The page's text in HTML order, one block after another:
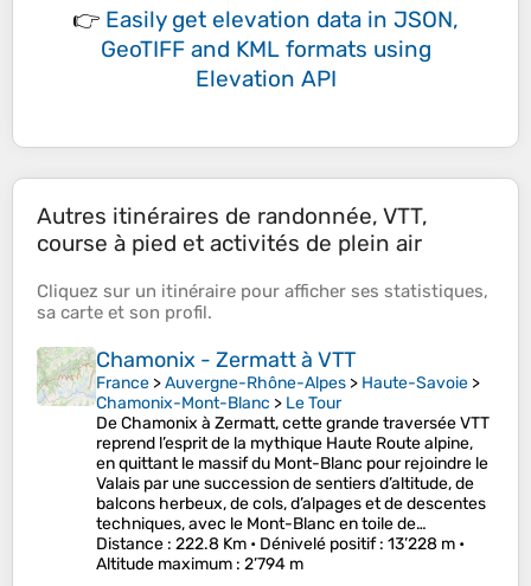
👉 Easily get elevation data in JSON,
GeoTIFF and KML formats using
Elevation API
Autres itinéraires de randonnée, VTT,
course à pied et activités de plein air
Cliquez sur un itinéraire pour afficher ses statistiques,
sa carte et son profil.
Chamonix - Zermatt à VTT
France >Auvergne-Rhône-Alpes > Haute-Savoie >
Chamonix-Mont-Blanc > Le Tour
De Chamonix à Zermatt, cette grande traversée VTT
reprend l’esprit de la mythique Haute Route alpine,
en quittant le massif du Mont-Blanc pour rejoindre le
Valais par une succession de sentiers d’altitude, de
balcons herbeux, de cols, d’alpages et de descentes
techniques, avec le Mont-Blanc en toile de…
Distance : 222.8 Km • Dénivelé positif: 13’228 m •
Altitude maximum : 2’794 m